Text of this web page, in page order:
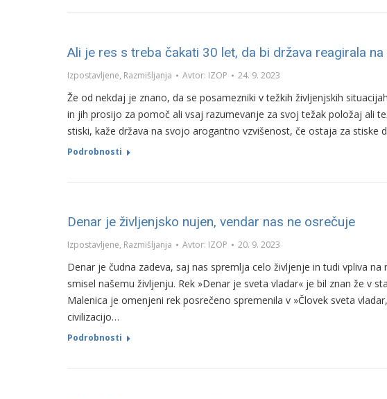
Ali je res s treba čakati 30 let, da bi država reagirala
Izpostavljene, Razmišljanja Avtor: IZOP 24. 9. 2023
Že od nekdaj je znano, da se posamezniki v težkih življenjskih
in jih prosijo za pomoč ali vsaj razumevanje za svoj težak položaj ali
stiski, kaže država na svojo arogantno vzvišenost, če ostaja za stiske
Podrobnosti
Denar je življenjsko nujen, vendar nas ne osrečuje
Izpostavljene, Razmišljanja Avtor: IZOP 20. 9. 2023
Denar je čudna zadeva, saj nas spremlja celo življenje in tudi vpliva
smisel našemu življenju. Rek »Denar je sveta vladar« je bil znan že v
Malenica je omenjeni rek posrečeno spremenila v »Človek sveta
civilizacijo…
Podrobnosti